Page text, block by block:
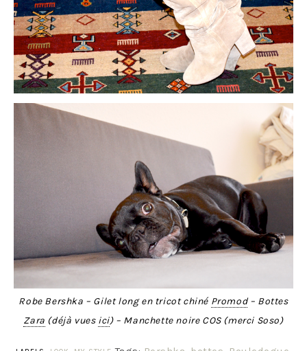
Robe Bershka – Gilet long en tricot chiné Promod– Bottes
Zara (déjà vues ici) – Manchette noire COS (merci Soso)